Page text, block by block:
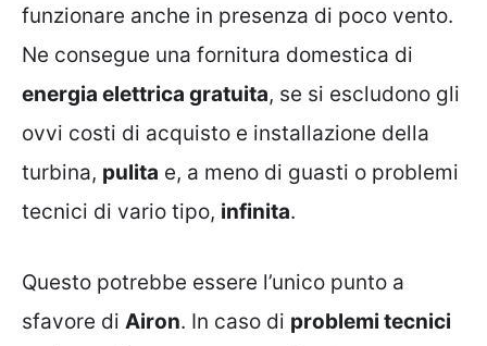
funzionare anche in presenza di poco vento.
Ne consegue una fornitura domestica di
energia elettrica gratuita, se si escludono gli
ovvi costi di acquisto e installazione della
turbina, pulita e, a meno di guasti o problemi
tecnici di vario tipo, infinita.
Questo potrebbe essere l’unico punto a
sfavore di Airon. In caso di problemi tecnici